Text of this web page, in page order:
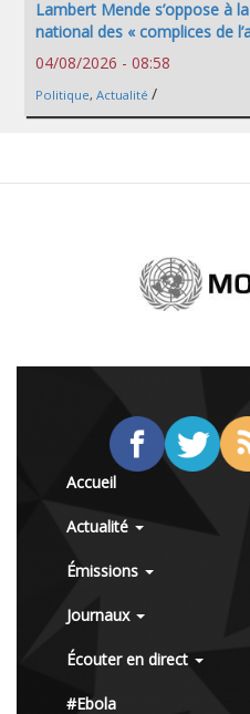
Lambert Mende s’oppose à
national des « complices de
04/08/2026 - 08:58
Politique, Actualité /
Accueil
Actualité
Émissions
Journaux
Écouter en direct
#Ebola